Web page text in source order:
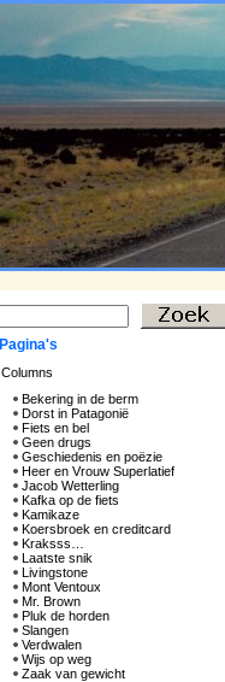
Pagina's
Columns
Bekering in de berm
Dorst in Patagonië
Fiets en bel
Geen drugs
Geschiedenis en poëzie
Heer en Vrouw Superlatief
Jacob Wetterling
Kafka op de fiets
Kamikaze
Koersbroek en creditcard
Kraksss…
Laatste snik
Livingstone
Mont Ventoux
Mr. Brown
Pluk de horden
Slangen
Verdwalen
Wijs op weg
Zaak van gewicht